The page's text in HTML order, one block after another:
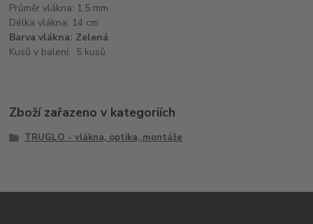
Průměr vlákna: 1,5 mm
Délka vlákna: 14 cm
Barva vlákna: Zelená
Kusů v balení: 5 kusů
Zboží zařazeno v kategoriích
TRUGLO - vlákna, optika, montáže